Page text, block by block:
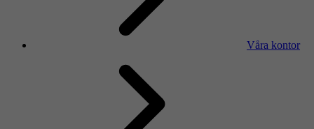
Våra kontor